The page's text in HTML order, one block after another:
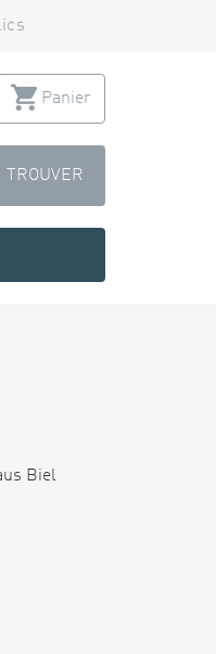
Panier
TROUVER